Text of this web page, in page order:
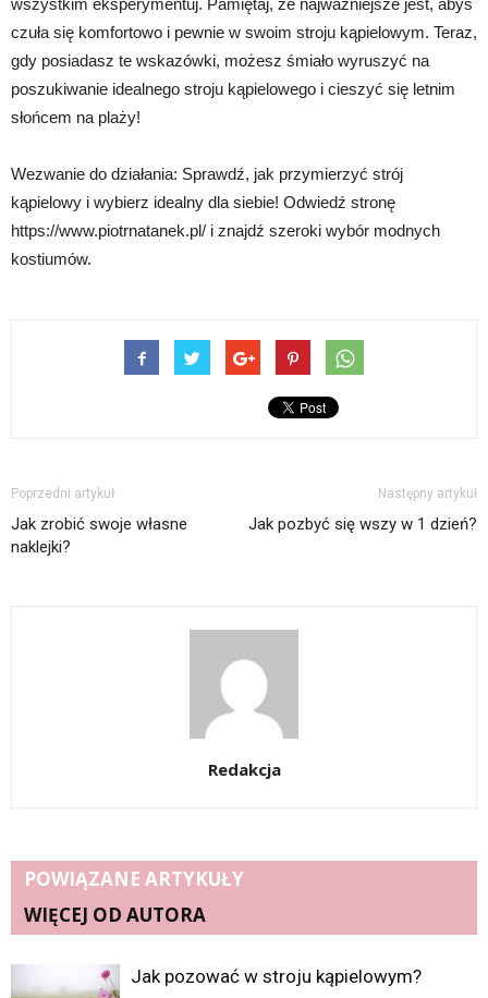
wszystkim eksperymentuj. Pamiętaj, że najważniejsze jest, abyś
czuła się komfortowo i pewnie w swoim stroju kąpielowym. Teraz,
gdy posiadasz te wskazówki, możesz śmiało wyruszyć na
poszukiwanie idealnego stroju kąpielowego i cieszyć się letnim
słońcem na plaży!
Wezwanie do działania: Sprawdź, jak przymierzyć strój
kąpielowy i wybierz idealny dla siebie! Odwiedź stronę
https://www.piotrnatanek.pl/ i znajdź szeroki wybór modnych
kostiumów.
Poprzedni artykuł
Jak zrobić swoje własne
naklejki?
Następny artykuł
Jak pozbyć się wszy w 1 dzień?
Redakcja
POWIĄZANE ARTYKUŁY
WIĘCEJ OD AUTORA
Jak pozować w stroju kąpielowym?